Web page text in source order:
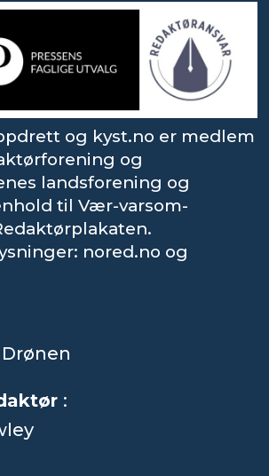
og kyst.no er medlem
og
landsforening og
til Vær-varsom-
nored.no og
: